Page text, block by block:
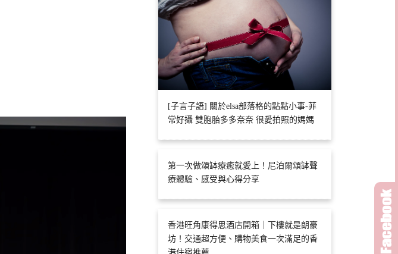
[子言子語] 關於elsa部落格的點點小事-菲
常好攝 雙胞胎多多奈奈 很愛拍照的媽媽
第一次做頌缽療癒就愛上！尼泊爾頌缽聲
療體驗、感受與心得分享
香港旺角康得思酒店開箱｜下樓就是朗豪
坊！交通超方便、購物美食一次滿足的香